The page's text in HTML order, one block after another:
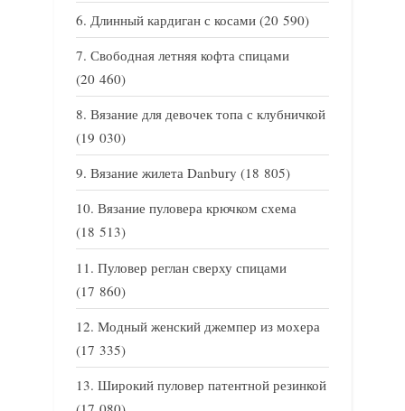
Длинный кардиган с косами (20 590)
Свободная летняя кофта спицами
(20 460)
Вязание для девочек топа с клубничкой
(19 030)
Вязание жилета Danbury (18 805)
Вязание пуловера крючком схема
(18 513)
Пуловер реглан сверху спицами
(17 860)
Модный женский джемпер из мохера
(17 335)
Широкий пуловер патентной резинкой